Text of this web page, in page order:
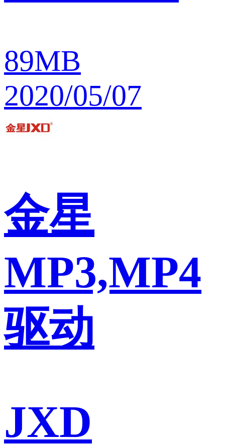
89MB
2020/05/07
金星
MP3,MP4
驱动
JXD